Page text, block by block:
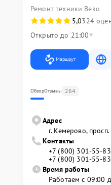
Ремонт техники Beko
5,0324
Открыто до 21:00
Маршрут
ОбзорОтзывы 264
Адрес
г. Кемерово,
Контакты
+7 (800) 301-55-83
+7 (800) 301-55-83
Время работы
Работаем с 09:00